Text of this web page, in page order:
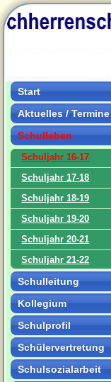
Start
Aktuelles / Termine
Schulleben
Schuljahr 16-17
Schuljahr 17-18
Schuljahr 18-19
Schuljahr 19-20
Schuljahr 20-21
Schuljahr 21-22
Schulleitung
Kollegium
Schulprofil
Schülervertretung
Schulsozialarbeit